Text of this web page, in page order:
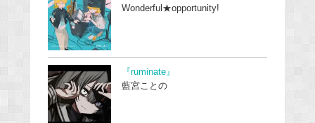
Wonderful★opportunity!
『ruminate』
藍宮ことの